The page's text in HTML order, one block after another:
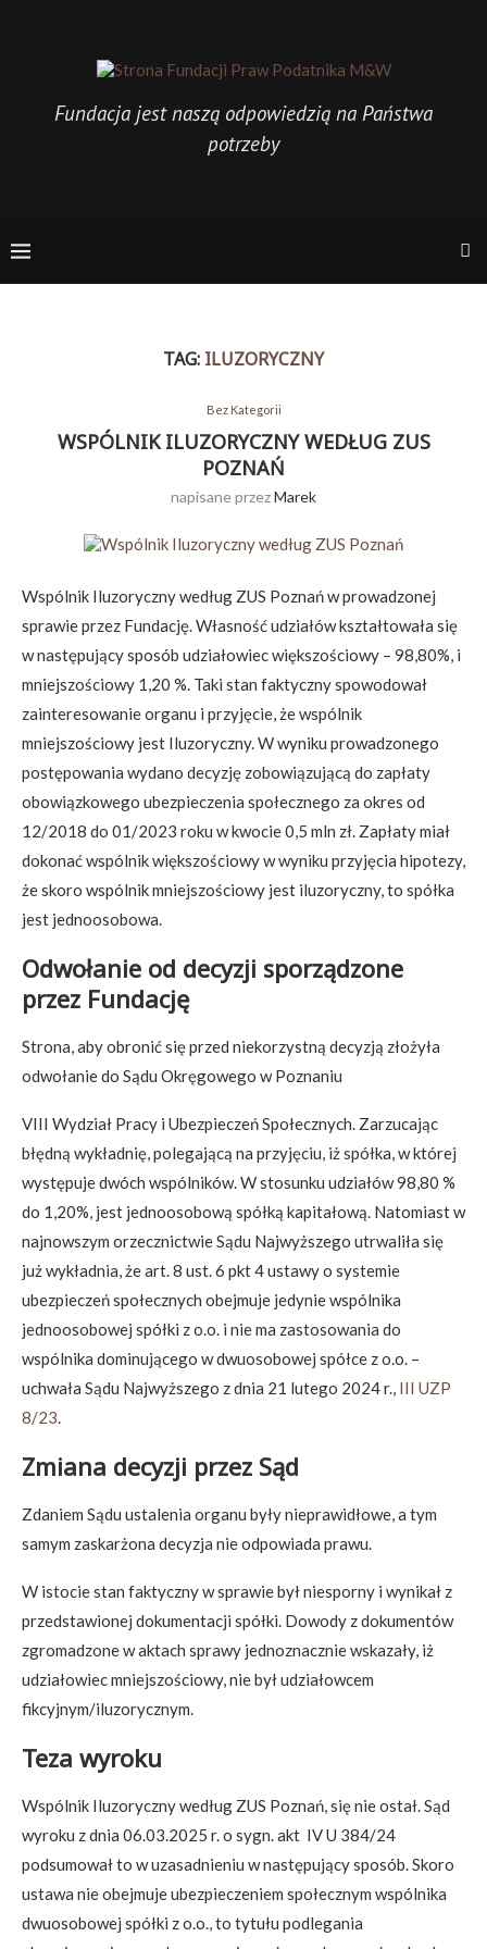
Fundacja jest naszą odpowiedzią na Państwa
potrzeby
TAG: ILUZORYCZNY
Bez Kategorii
WSPÓLNIK ILUZORYCZNY WEDŁUG ZUS
POZNAŃ
napisane przezMarek
Wspólnik Iluzoryczny według ZUS Poznań w prowadzonej
sprawie przez Fundację. Własność udziałów kształtowała się
w następujący sposób udziałowiec większościowy – 98,80%, i
mniejszościowy 1,20 %. Taki stan faktyczny spowodował
zainteresowanie organu i przyjęcie, że wspólnik
mniejszościowy jest Iluzoryczny. W wyniku prowadzonego
postępowania wydano decyzję zobowiązującą do zapłaty
obowiązkowego ubezpieczenia społecznego za okres od
12/2018 do 01/2023 roku w kwocie 0,5 mln zł. Zapłaty miał
dokonać wspólnik większościowy w wyniku przyjęcia hipotezy,
że skoro wspólnik mniejszościowy jest iluzoryczny, to spółka
jest jednoosobowa.
Odwołanie od decyzji sporządzone
przez Fundację
Strona, aby obronić się przed niekorzystną decyzją złożyła
odwołanie do Sądu Okręgowego w Poznaniu
VIII Wydział Pracy i Ubezpieczeń Społecznych. Zarzucając
błędną wykładnię, polegającą na przyjęciu, iż spółka, w której
występuje dwóch wspólników. W stosunku udziałów 98,80 %
do 1,20%, jest jednoosobową spółką kapitałową. Natomiast w
najnowszym orzecznictwie Sądu Najwyższego utrwaliła się
już wykładnia, że art. 8 ust. 6 pkt 4 ustawy o systemie
ubezpieczeń społecznych obejmuje jedynie wspólnika
jednoosobowej spółki z o.o. i nie ma zastosowania do
wspólnika dominującego w dwuosobowej spółce z o.o. –
uchwała Sądu Najwyższego z dnia 21 lutego 2024 r., III UZP
8/23.
Zmiana decyzji przez Sąd
Zdaniem Sądu ustalenia organu były nieprawidłowe, a tym
samym zaskarżona decyzja nie odpowiada prawu.
W istocie stan faktyczny w sprawie był niesporny i wynikał z
przedstawionej dokumentacji spółki. Dowody z dokumentów
zgromadzone w aktach sprawy jednoznacznie wskazały, iż
udziałowiec mniejszościowy, nie był udziałowcem
fikcyjnym/iluzorycznym.
Teza wyroku
Wspólnik Iluzoryczny według ZUS Poznań, się nie ostał. Sąd
wyroku z dnia 06.03.2025 r. o sygn. akt IV U 384/24
podsumował to w uzasadnieniu w następujący sposób. Skoro
ustawa nie obejmuje ubezpieczeniem społecznym wspólnika
dwuosobowej spółki z o.o., to tytułu podlegania